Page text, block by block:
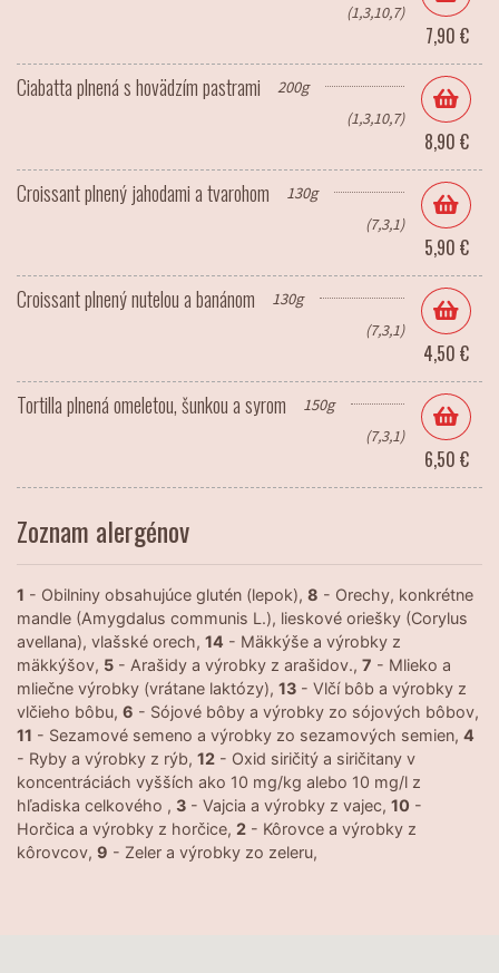
(1,3,10,7)
7,90 €
Ciabatta plnená s hovädzím pastrami
200g
(1,3,10,7)
8,90 €
Croissant plnený jahodami a tvarohom
130g
(7,3,1)
5,90 €
Croissant plnený nutelou a banánom
130g
(7,3,1)
4,50 €
Tortilla plnená omeletou, šunkou a syrom
150g
(7,3,1)
6,50 €
Zoznam alergénov
1 - Obilniny obsahujúce glutén (lepok), 8 - Orechy, konkrétne
mandle (Amygdalus communis L.), lieskové oriešky (Corylus
avellana), vlašské orech, 14 - Mäkkýše a výrobky z
mäkkýšov, 5 - Arašidy a výrobky z arašidov., 7 - Mlieko a
mliečne výrobky (vrátane laktózy), 13 - Vlčí bôb a výrobky z
vlčieho bôbu, 6 - Sójové bôby a výrobky zo sójových bôbov,
11 - Sezamové semeno a výrobky zo sezamových semien, 4
- Ryby a výrobky z rýb, 12 - Oxid siričitý a siričitany v
koncentráciách vyšších ako 10 mg/kg alebo 10 mg/l z
hľadiska celkového , 3 - Vajcia a výrobky z vajec, 10 -
Horčica a výrobky z horčice, 2 - Kôrovce a výrobky z
kôrovcov, 9 - Zeler a výrobky zo zeleru,